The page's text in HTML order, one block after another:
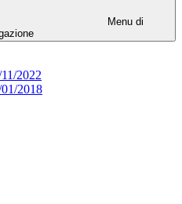
Menu di
2022
2018